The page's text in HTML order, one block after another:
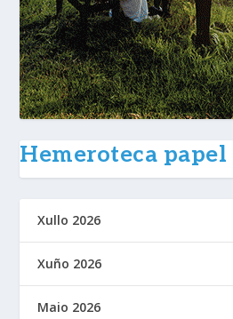
Hemeroteca papel
Xullo 2026
Xuño 2026
Maio 2026